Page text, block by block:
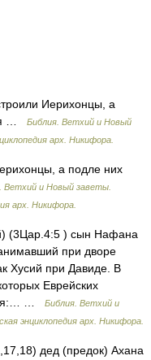
Иерихонцы, а
…
Библия. Ветхий и Новый
арх. Никифора.
а подле них
Ветхий и Новый заветы.
арх. Никифора.
(3Цар.4:5 ) сын Нафана
при дворе
Хусий при Давиде. В
Еврейских
…
Библия. Ветхий и
энциклопедия арх. Никифора.
дед (предок) Ахана